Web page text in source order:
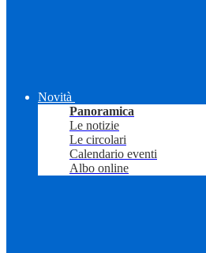
Novità
Panoramica
Le notizie
Le circolari
Calendario eventi
Albo online